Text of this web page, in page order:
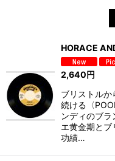
HORACE
2,640円
ブリストルか
続ける〈
ンディのブ
エ黄金期とブ
功績…